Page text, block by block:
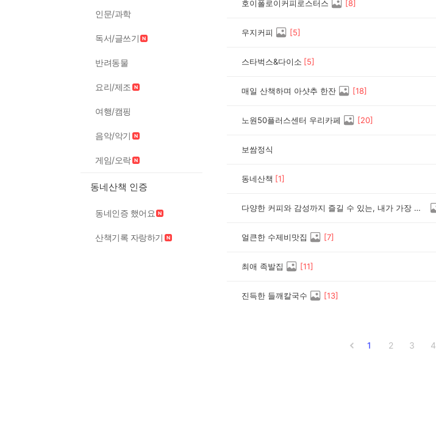
인문/과학
독서/글쓰기
반려동물
요리/제조
여행/캠핑
음악/악기
게임/오락
동네산책 인증
동네인증 했어요
산책기록 자랑하기
호이폴로이커피로스터스 [8]
우지커피 [5]
스타벅스&다이소 [5]
매일 산책하며 아샷추 한잔 [18]
노원50플러스센터 우리카페 [20]
보쌈정식
동네산책 [1]
다양한 커피와 감성까지 즐길 수 있는, 내가 가장 좋아하는 카페 ‘게이트’
얼큰한 수제비맛집 [7]
최애 족발집 [11]
진득한 들깨칼국수 [13]
1 2 3 4